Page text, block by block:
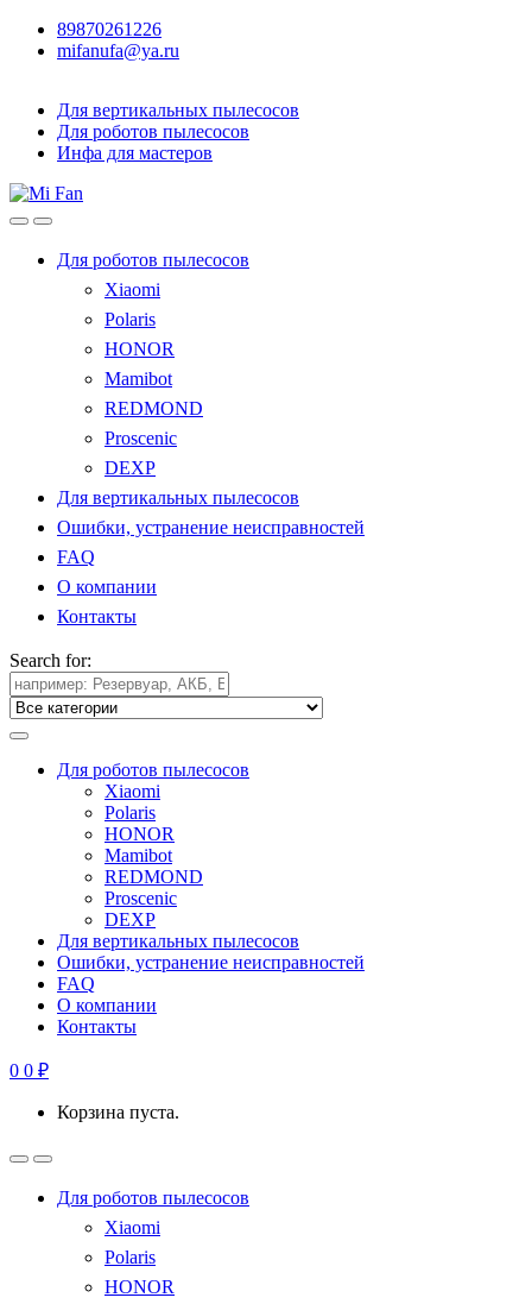
89870261226
mifanufa@ya.ru
Для вертикальных пылесосов
Для роботов пылесосов
Инфа для мастеров
Для роботов пылесосов
Xiaomi
Polaris
HONOR
Mamibot
REDMOND
Proscenic
DEXP
Для вертикальных пылесосов
Ошибки, устранение неисправностей
FAQ
О компании
Контакты
Search for:
Для роботов пылесосов
Xiaomi
Polaris
HONOR
Mamibot
REDMOND
Proscenic
DEXP
Для вертикальных пылесосов
Ошибки, устранение неисправностей
FAQ
О компании
Контакты
0 0 ₽
Корзина пуста.
Для роботов пылесосов
Xiaomi
Polaris
HONOR